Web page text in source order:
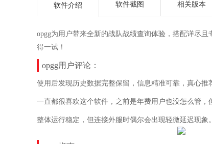
软件介绍 软件截图 相关版本
opgg为用户带来全新的战队战绩查询体验，搭配详尽
得一试！
opgg用户评论：
使用后发现历史数据完整保留，信息精准可靠，真心推
一直都很喜欢这个软件，之前是年费用户也没怎么管
整体运行稳定，但连接外服时偶尔会出现轻微延迟现象。